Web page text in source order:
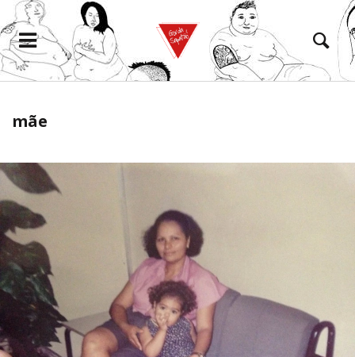
mãe